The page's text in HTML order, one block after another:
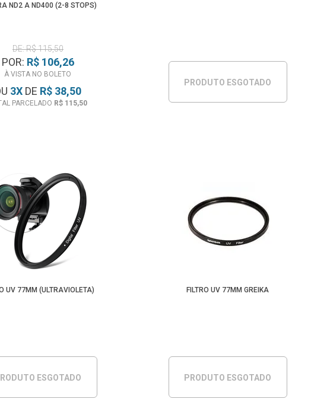
ND2 A ND400 (2-8 STOPS)
DE: R$ 115,50
POR: R$ 106,26
À VISTA NO BOLETO
3X DE R$ 38,50
PARCELADO R$ 115,50
PRODUTO ESGOTADO
UV 77MM (ULTRAVIOLETA)
ESGOTADO
FILTRO UV 77MM GREIKA
PRODUTO ESGOTADO